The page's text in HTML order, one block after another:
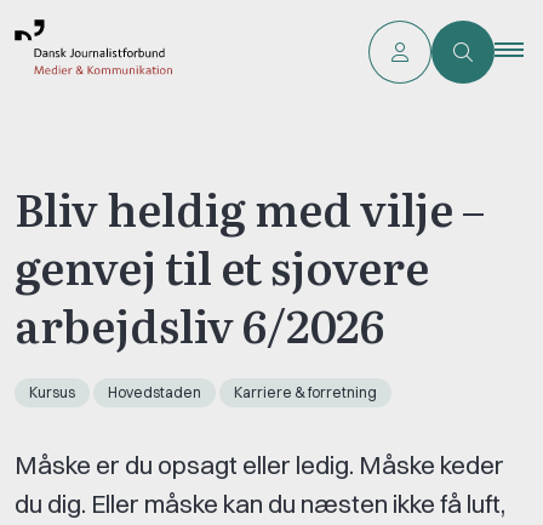
Bliv heldig med vilje –
genvej til et sjovere
arbejdsliv 6/2026
Kursus Hovedstaden Karriere & forretning
Måske er du opsagt eller ledig. Måske keder
du dig. Eller måske kan du næsten ikke få luft,